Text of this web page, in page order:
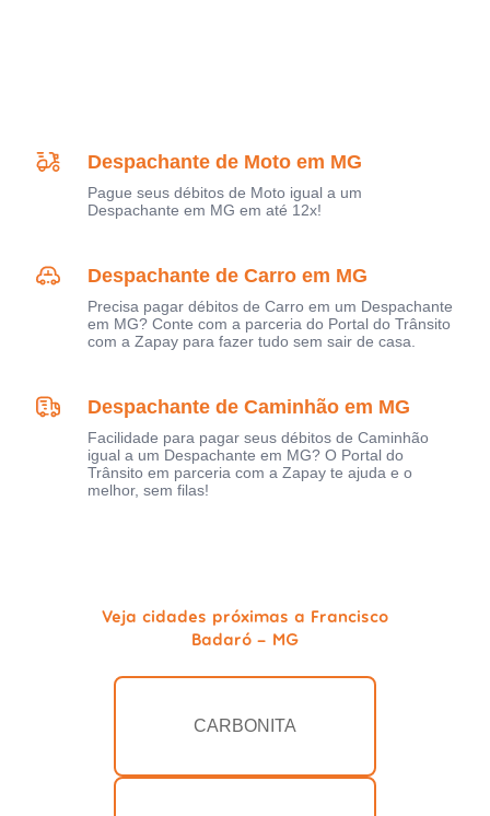
Despachante de Moto em MG
Pague seus débitos de Moto igual a um
Despachante em MG em até 12x!
Despachante de Carro em MG
Precisa pagar débitos de Carro em um Despachante
em MG? Conte com a parceria do Portal do Trânsito
com a Zapay para fazer tudo sem sair de casa.
Despachante de Caminhão em MG
Facilidade para pagar seus débitos de Caminhão
igual a um Despachante em MG? O Portal do
Trânsito em parceria com a Zapay te ajuda e o
melhor, sem filas!
Veja cidades próximas a Francisco
Badaró - MG
CARBONITA